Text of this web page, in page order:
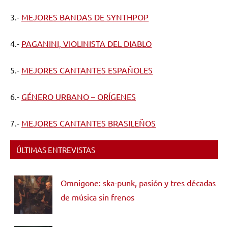
3.- MEJORES BANDAS DE SYNTHPOP
4.- PAGANINI, VIOLINISTA DEL DIABLO
5.- MEJORES CANTANTES ESPAÑOLES
6.- GÉNERO URBANO – ORÍGENES
7.- MEJORES CANTANTES BRASILEÑOS
ÚLTIMAS ENTREVISTAS
Omnigone: ska-punk, pasión y tres décadas
de música sin frenos